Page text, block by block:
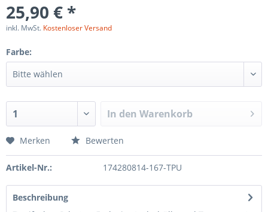
25,90 € *
inkl. MwSt. Kostenloser Versand
Farbe:
In den Warenkorb
Merken Bewerten
Artikel-Nr.: 174280814-167-TPU
Beschreibung